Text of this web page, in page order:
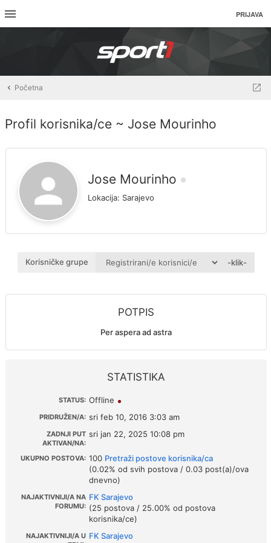
PRIJAVA
Početna
Profil korisnika/ce ~ Jose Mourinho
Jose Mourinho
Lokacija: Sarajevo
Korisničke grupe -klik-
POTPIS
Per aspera ad astra
STATISTIKA
STATUS: Offline
PRIDRUŽEN/A: sri feb 10, 2016 3:03 am
ZADNJI PUT
AKTIVAN/NA:
sri jan 22, 2025 10:08 pm
UKUPNO POSTOVA: 100 Pretraži postove korisnika/ca
(0.02% od svih postova / 0.03 post(a)/ova
dnevno)
NAJAKTIVNIJI/A NA
FORUMU:
FK Sarajevo
(25 postova / 25.00% od postova
korisnika/ce)
NAJAKTIVNIJI/A U FK Sarajevo